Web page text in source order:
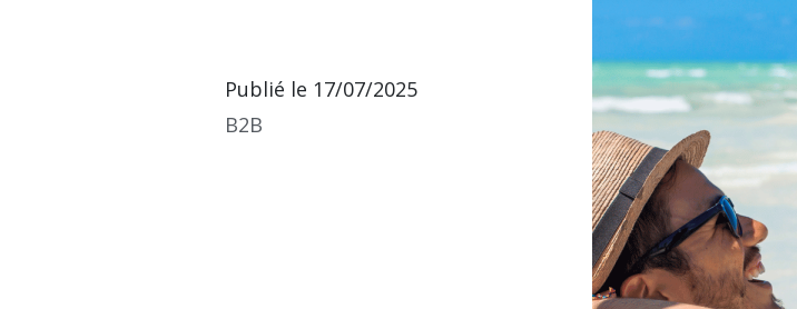
Publié le 17/07/2025
B2B